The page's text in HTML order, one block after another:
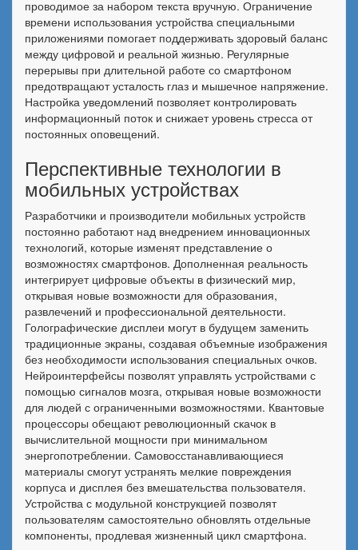
проводимое за набором текста вручную. Ограничение
времени использования устройства специальными
приложениями помогает поддерживать здоровый баланс
между цифровой и реальной жизнью. Регулярные
перерывы при длительной работе со смартфоном
предотвращают усталость глаз и мышечное напряжение.
Настройка уведомлений позволяет контролировать
информационный поток и снижает уровень стресса от
постоянных оповещений.
Перспективные технологии в
мобильных устройствах
Разработчики и производители мобильных устройств
постоянно работают над внедрением инновационных
технологий, которые изменят представление о
возможностях смартфонов. Дополненная реальность
интегрирует цифровые объекты в физический мир,
открывая новые возможности для образования,
развлечений и профессиональной деятельности.
Голографические дисплеи могут в будущем заменить
традиционные экраны, создавая объемные изображения
без необходимости использования специальных очков.
Нейроинтерфейсы позволят управлять устройствами с
помощью сигналов мозга, открывая новые возможности
для людей с ограниченными возможностями. Квантовые
процессоры обещают революционный скачок в
вычислительной мощности при минимальном
энергопотреблении. Самовосстанавливающиеся
материалы смогут устранять мелкие повреждения
корпуса и дисплея без вмешательства пользователя.
Устройства с модульной конструкцией позволят
пользователям самостоятельно обновлять отдельные
компоненты, продлевая жизненный цикл смартфона.